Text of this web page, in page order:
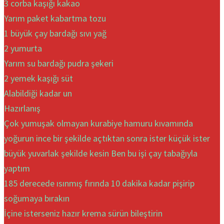
3 corba kaşığı kakao
Yarım paket kabartma tozu
1 büyük çay bardağı sıvı yağ
2 yumurta
Yarım su bardağı pudra şekeri
2 yemek kaşığı süt
Alabildiği kadar un
Hazırlanış
Çok yumuşak olmayan kurabiye hamuru kıvamında
yoğurun ince bir şekilde açtıktan sonra ister küçük ister
büyük yuvarlak şekilde kesin Ben bu işi çay tabağıyla
yaptım
185 derecede ısınmış fırında 10 dakika kadar pişirip
soğumaya bırakın
İçine isterseniz hazır krema sürün bileştirin